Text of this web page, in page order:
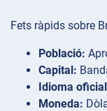
Fets ràpids sobre
Població:
Capital:
Idioma
Moneda: